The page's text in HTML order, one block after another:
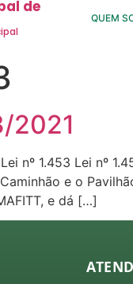
de
QUEM
2021
nº 1.453 Lei nº
e o
e dá […]